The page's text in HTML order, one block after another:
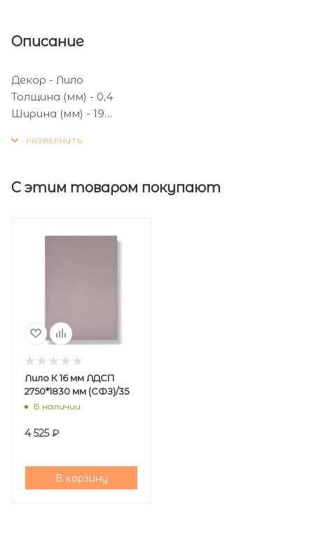
Описание
Декор - Лило
Толщина (мм) - 0,4
Ширина (мм) - 19
С этим товаром покупают
Лило К 16 мм ЛДСП
2750*1830 мм (СФЗ)/35
В наличии
4 525₽
В корзину